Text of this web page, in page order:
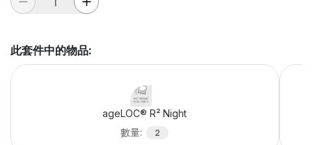
此套件中的物品:
ageLOC® R² Night
數量: 2